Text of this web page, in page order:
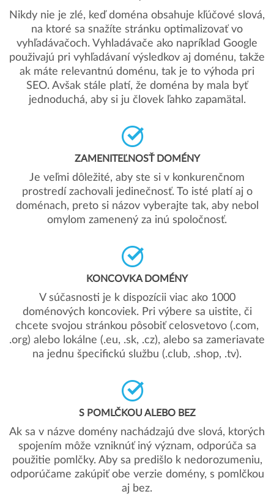
Nikdy nie je zlé, keď doména obsahuje kľúčové slová,
na ktoré sa snažíte stránku optimalizovať vo
vyhľadávačoch. Vyhladávače ako napríklad Google
použivajú pri vyhľadávaní výsledkov aj doménu, takže
ak máte relevantnú doménu, tak je to výhoda pri
SEO. Avšak stále platí, že doména by mala byť
jednoduchá, aby si ju človek ľahko zapamätal.
ZAMENITEĽNOSŤ DOMÉNY
Je veľmi dôležité, aby ste si v konkurenčnom
prostredí zachovali jedinečnosť. To isté platí aj o
doménach, preto si názov vyberajte tak, aby nebol
omylom zamenený za inú spoločnosť.
KONCOVKA DOMÉNY
V súčasnosti je k dispozícii viac ako 1000
doménových koncoviek. Pri výbere sa uistite, či
chcete svojou stránkou pôsobiť celosvetovo (.com,
.org) alebo lokálne (.eu, .sk, .cz), alebo sa zameriavate
na jednu špecifickú službu (.club, .shop, .tv).
S POMLČKOU ALEBO BEZ
Ak sa v názve domény nachádzajú dve slová, ktorých
spojením môže vzniknúť iný význam, odporúča sa
použitie pomlčky. Aby sa predišlo k nedorozumeniu,
odporúčame zakúpiť obe verzie domény, s pomlčkou
aj bez.